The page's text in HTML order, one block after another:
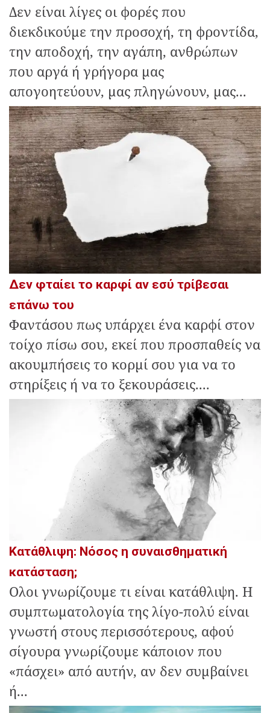
Δεν είναι λίγες οι φορές που
διεκδικούμε την προσοχή, τη φροντίδα,
την αποδοχή, την αγάπη, ανθρώπων
που αργά ή γρήγορα μας
απογοητεύουν, μας πληγώνουν, μας...
Δεν φταίει το καρφί αν εσύ τρίβεσαι
επάνω του
Φαντάσου πως υπάρχει ένα καρφί στον
τοίχο πίσω σου, εκεί που προσπαθείς να
ακουμπήσεις το κορμί σου για να το
στηρίξεις ή να το ξεκουράσεις....
Κατάθλιψη: Νόσος η συναισθηματική
κατάσταση;
Ολοι γνωρίζουμε τι είναι κατάθλιψη. Η
συμπτωματολογία της λίγο-πολύ είναι
γνωστή στους περισσότερους, αφού
σίγουρα γνωρίζουμε κάποιον που
«πάσχει» από αυτήν, αν δεν συμβαίνει
ή...